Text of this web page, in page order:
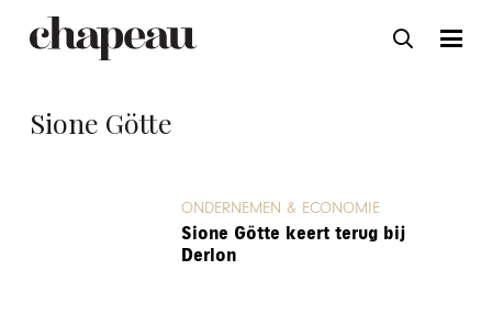
Sione Götte
ONDERNEMEN & ECONOMIE
Sione Götte keert terug bij
Derlon